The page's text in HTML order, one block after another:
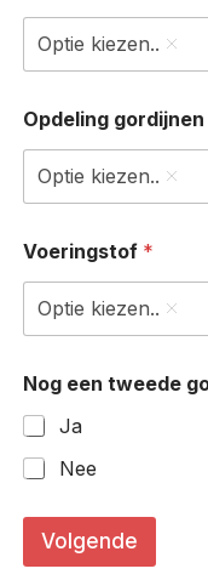
Optie kiezen..
Opdeling gordijnen
Optie kiezen..
Voeringstof *
Optie kiezen..
Nog een tweede
Ja
Nee
Volgende